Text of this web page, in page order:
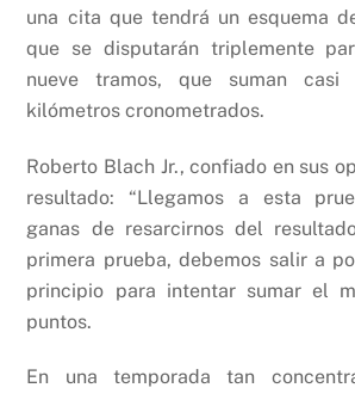
una cita que tendrá un esquema
que se disputarán triplemente
nueve tramos, que suman
kilómetros cronometrados.
Roberto Blach Jr., confiado en sus
resultado: “Llegamos a esta
ganas de resarcirnos del
primera prueba, debemos salir a
principio para intentar sumar el
puntos.
En una temporada tan